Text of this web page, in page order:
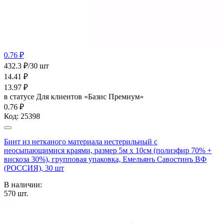
0.76 ₽
432.3 ₽/30 шт
14.41 ₽
13.97 ₽
в статусе Для клиентов «Базис Премиум»
0.76 ₽
Код: 25398
Бинт из нетканого материала нестерильный с
неосыпающимися краями, размер 5м х 10см (полиэфир 70% +
вискоза 30%), групповая упаковка, Емельянъ Савостинъ ВФ
(РОССИЯ), 30 шт
В наличии:
570 шт.